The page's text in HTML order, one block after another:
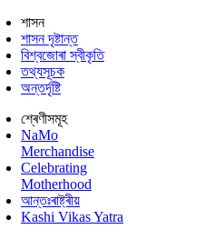
শাসন
শাসন দৃষ্টান্ত
বিশ্বজোৰা স্বীকৃতি
তথ্যসূচক
অন্তৰ্দৃষ্টি
শ্ৰেণীসমূহ
NaMo
Merchandise
Celebrating
Motherhood
আন্তঃৰাষ্ট্ৰীয়
Kashi Vikas Yatra